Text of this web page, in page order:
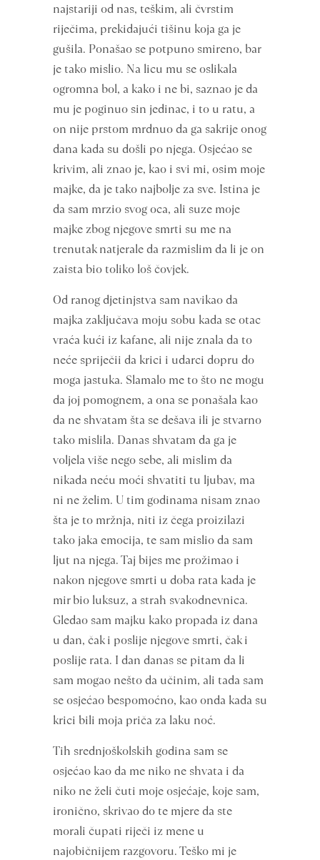
najstariji od nas, teškim, ali čvrstim
riječima, prekidajući tišinu koja ga je
gušila. Ponašao se potpuno smireno, bar
je tako mislio. Na licu mu se oslikala
ogromna bol, a kako i ne bi, saznao je da
mu je poginuo sin jedinac, i to u ratu, a
on nije prstom mrdnuo da ga sakrije onog
dana kada su došli po njega. Osjećao se
krivim, ali znao je, kao i svi mi, osim moje
majke, da je tako najbolje za sve. Istina je
da sam mrzio svog oca, ali suze moje
majke zbog njegove smrti su me na
trenutak natjerale da razmislim da li je on
zaista bio toliko loš čovjek.
Od ranog djetinjstva sam navikao da
majka zaključava moju sobu kada se otac
vraća kući iz kafane, ali nije znala da to
neće spriječii da krici i udarci dopru do
moga jastuka. Slamalo me to što ne mogu
da joj pomognem, a ona se ponašala kao
da ne shvatam šta se dešava ili je stvarno
tako mislila. Danas shvatam da ga je
voljela više nego sebe, ali mislim da
nikada neću moći shvatiti tu ljubav, ma
ni ne želim. U tim godinama nisam znao
šta je to mržnja, niti iz čega proizilazi
tako jaka emocija, te sam mislio da sam
ljut na njega. Taj bijes me prožimao i
nakon njegove smrti u doba rata kada je
mir bio luksuz, a strah svakodnevnica.
Gledao sam majku kako propada iz dana
u dan, čak i poslije njegove smrti, čak i
poslije rata. I dan danas se pitam da li
sam mogao nešto da učinim, ali tada sam
se osjećao bespomoćno, kao onda kada su
krici bili moja priča za laku noć.
Tih srednjoškolskih godina sam se
osjećao kao da me niko ne shvata i da
niko ne želi čuti moje osjećaje, koje sam,
ironično, skrivao do te mjere da ste
morali čupati riječi iz mene u
najobičnijem razgovoru. Teško mi je